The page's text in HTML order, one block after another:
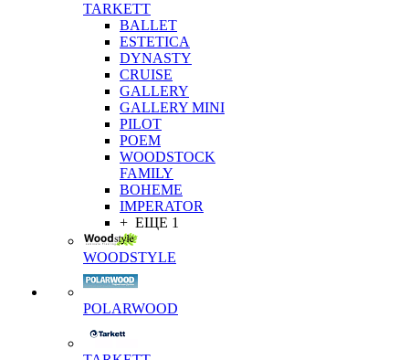
TARKETT
BALLET
ESTETICA
DYNASTY
CRUISE
GALLERY
GALLERY MINI
PILOT
POEM
WOODSTOCK
FAMILY
BOHEME
IMPERATOR
+ ЕЩЕ 1
WOODSTYLE
POLARWOOD